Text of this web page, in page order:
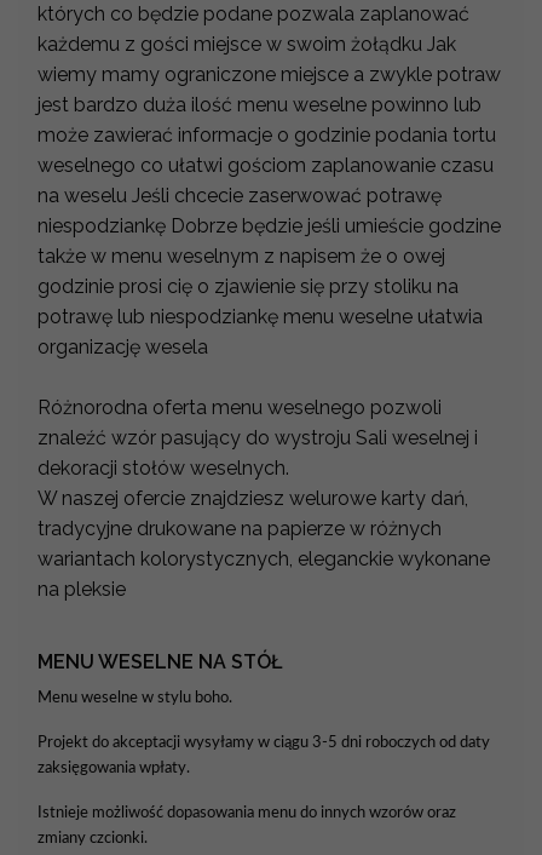
których co będzie podane pozwala zaplanować
każdemu z gości miejsce w swoim żołądku Jak
wiemy mamy ograniczone miejsce a zwykle potraw
jest bardzo duża ilość menu weselne powinno lub
może zawierać informacje o godzinie podania tortu
weselnego co ułatwi gościom zaplanowanie czasu
na weselu Jeśli chcecie zaserwować potrawę
niespodziankę Dobrze będzie jeśli umieście godzine
także w menu weselnym z napisem że o owej
godzinie prosi cię o zjawienie się przy stoliku na
potrawę lub niespodziankę menu weselne ułatwia
organizację wesela
Różnorodna oferta menu weselnego pozwoli
znaleźć wzór pasujący do wystroju Sali weselnej i
dekoracji stołów weselnych.
W naszej ofercie znajdziesz welurowe karty dań,
tradycyjne drukowane na papierze w różnych
wariantach kolorystycznych, eleganckie wykonane
na pleksie
MENU WESELNE NA STÓŁ
Menu weselne w stylu boho.
Projekt do akceptacji wysyłamy w ciągu 3-5 dni roboczych od daty
zaksięgowania wpłaty.
Istnieje możliwość dopasowania menu do innych wzorów oraz
zmiany czcionki.